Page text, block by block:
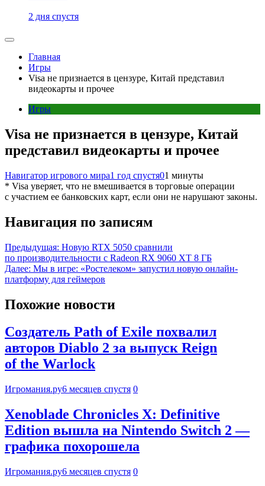
2 дня спустя
Главная
Игры
Visa не признается в цензуре, Китай представил
видеокарты и прочее
Игры
Visa не признается в цензуре, Китай
представил видеокарты и прочее
Навигатор игрового мира1 год спустя01 минуты
* Visa уверяет, что не вмешивается в торговые операции
с участием ее банковских карт, если они не нарушают законы.
Навигация по записям
Предыдущая: Новую RTX 5050 сравнили
по производительности с Radeon RX 9060 XT 8 ГБ
Далее: Мы в игре: «Ростелеком» запустил новую онлайн-
платформу для геймеров
Похожие новости
Создатель Path of Exile похвалил
авторов Diablo 2 за выпуск Reign
of the Warlock
Игромания.ру6 месяцев спустя 0
Xenoblade Chronicles X: Definitive
Edition вышла на Nintendo Switch 2 —
графика похорошела
Игромания.ру6 месяцев спустя 0